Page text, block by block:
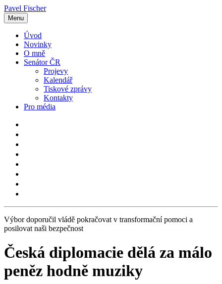
Pavel Fischer
Menu
Úvod
Novinky
O mně
Senátor ČR
Projevy
Kalendář
Tiskové zprávy
Kontakty
Pro média
Výbor doporučil vládě pokračovat v transformační pomoci a
posilovat naši bezpečnost
Česká diplomacie dělá za málo
peněz hodně muziky